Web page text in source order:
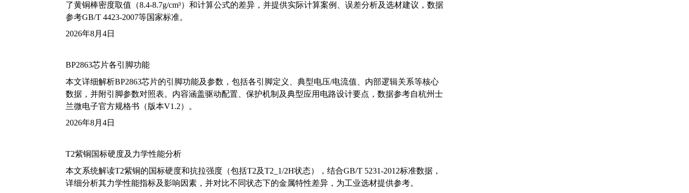
了黄铜棒密度取值（8.4-8.7g/cm³）和计算公式的差异，并提供实际计算案例、误差分析及选材建议，数据
参考GB/T 4423-2007等国家标准。
2026年8月4日
BP2863芯片各引脚功能
本文详细解析BP2863芯片的引脚功能及参数，包括各引脚定义、典型电压/电流值、内部逻辑关系等核心
数据，并附引脚参数对照表。内容涵盖驱动配置、保护机制及典型应用电路设计要点，数据参考自杭州士
兰微电子官方规格书（版本V1.2）。
2026年8月4日
T2紫铜国标硬度及力学性能分析
本文系统解读T2紫铜的国标硬度和抗拉强度（包括T2及T2_1/2H状态），结合GB/T 5231-2012标准数据，
详细分析其力学性能指标及影响因素，并对比不同状态下的金属特性差异，为工业选材提供参考。